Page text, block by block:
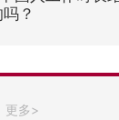
？
更多>